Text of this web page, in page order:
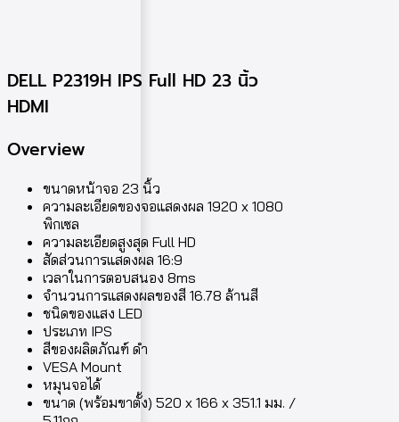
DELL P2319H IPS Full HD 23 นิ้ว
HDMI
Overview
ขนาดหน้าจอ 23 นิ้ว
ความละเอียดของจอแสดงผล 1920 x 1080
พิกเซล
ความละเอียดสูงสุด Full HD
สัดส่วนการแสดงผล 16:9
เวลาในการตอบสนอง 8ms
จำนวนการแสดงผลของสี 16.78 ล้านสี
ชนิดของแสง LED
ประเภท IPS
สีของผลิตภัณฑ์ ดำ
VESA Mount
หมุนจอได้
ขนาด (พร้อมขาตั้ง) 520 x 166 x 351.1 มม. /